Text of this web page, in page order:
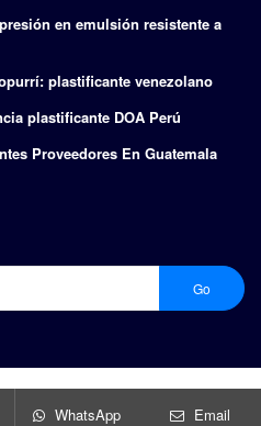
en emulsión resistente a
plastificante venezolano
plastificante DOA Perú
Proveedores En Guatemala
Go
WhatsApp Email